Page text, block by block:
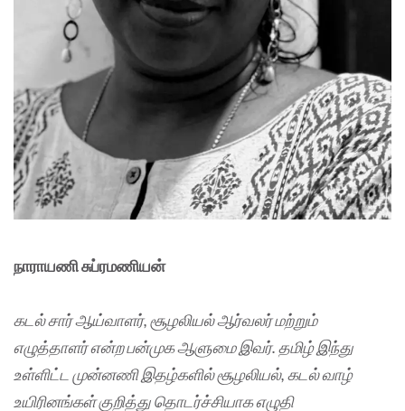
நாராயணி சுப்ரமணியன்
கடல் சார் ஆய்வாளர், சூழலியல் ஆர்வலர் மற்றும்
எழுத்தாளர் என்ற பன்முக ஆளுமை இவர். தமிழ் இந்து
உள்ளிட்ட முன்னணி இதழ்களில் சூழலியல், கடல் வாழ்
உயிரினங்கள் குறித்து தொடர்ச்சியாக எழுதி